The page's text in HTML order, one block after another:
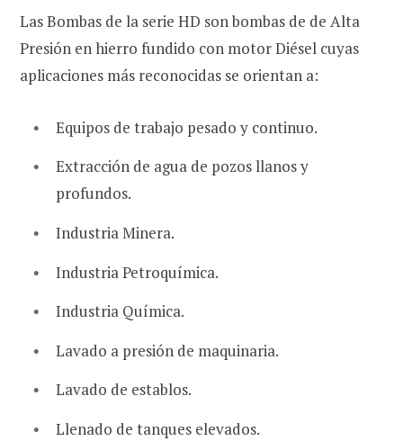
Las Bombas de la serie HD son bombas de de Alta
Presión en hierro fundido con motor Diésel cuyas
aplicaciones más reconocidas se orientan a:
Equipos de trabajo pesado y continuo.
Extracción de agua de pozos llanos y
profundos.
Industria Minera.
Industria Petroquímica.
Industria Química.
Lavado a presión de maquinaria.
Lavado de establos.
Llenado de tanques elevados.